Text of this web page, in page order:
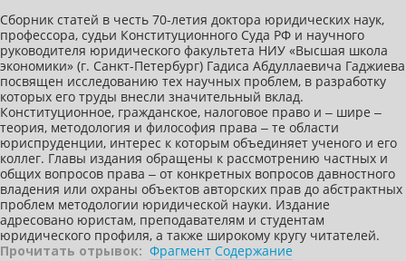
Сборник статей в честь 70-летия доктора юридических наук,
профессора, судьи Конституционного Суда РФ и научного
руководителя юридического факультета НИУ «Высшая школа
экономики» (г. Санкт-Петербург) Гадиса Абдуллаевича Гаджиева
посвящен исследованию тех научных проблем, в разработку
которых его труды внесли значительный вклад.
Конституционное, гражданское, налоговое право и ‒ шире ‒
теория, методология и философия права ‒ те области
юриспруденции, интерес к которым объединяет ученого и его
коллег. Главы издания обращены к рассмотрению частных и
общих вопросов права ‒ от конкретных вопросов давностного
владения или охраны объектов авторских прав до абстрактных
проблем методологии юридической науки. Издание
адресовано юристам, преподавателям и студентам
юридического профиля, а также широкому кругу читателей.
Прочитать отрывок: Фрагмент Содержание